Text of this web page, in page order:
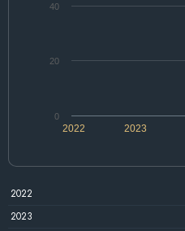
2022 2023
0
20
40
2022
2023